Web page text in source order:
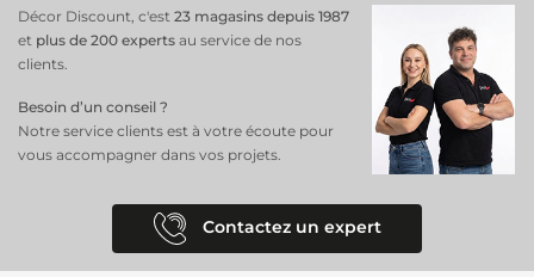
Décor Discount, c'est 23 magasins depuis 1987
et plus de 200 experts au service de nos
clients.
Besoin d’un conseil ?
Notre service clients est à votre écoute pour
vous accompagner dans vos projets.
Contactez un expert